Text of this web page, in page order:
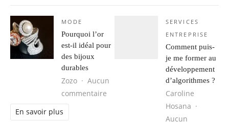
MODE
Pourquoi l’or
est-il idéal pour
des bijoux
durables
Zozo
Aucun
commentaire sur Pourquoi l’or est-il idéal pour
En savoir plus
SERVICES
ENTREPRISE
Comment puis-
je me former au
développement
d’algorithmes ?
Caroline
Hosana
Aucun